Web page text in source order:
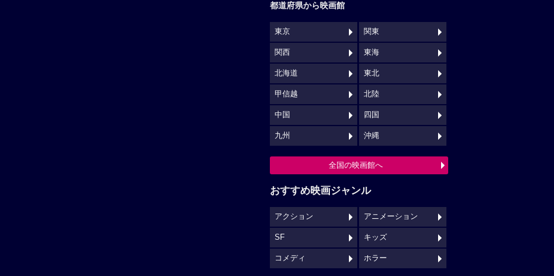
都道府県から映画館
東京 関東
関西 東海
北海道 東北
甲信越 北陸
中国 四国
九州 沖縄
全国の映画館へ
おすすめ映画ジャンル
アクション アニメーション
SF キッズ
コメディ ホラー